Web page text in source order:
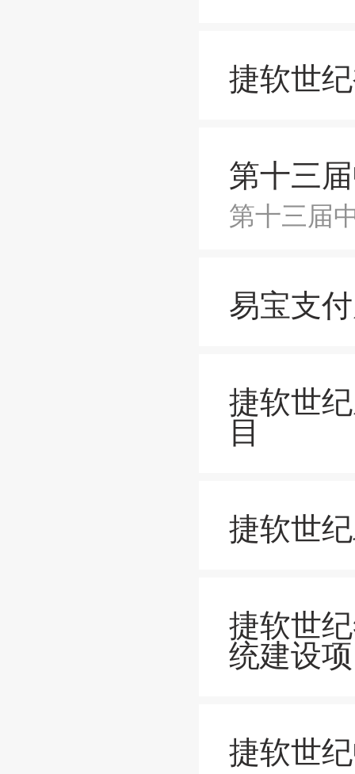
捷软世
第十三
第十三届
易宝支
捷软世
目
捷软世
捷软世
统建设
捷软世